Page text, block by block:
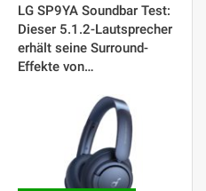
LG SP9YA Soundbar Test:
Dieser 5.1.2-Lautsprecher
erhält seine Surround-
Effekte von…